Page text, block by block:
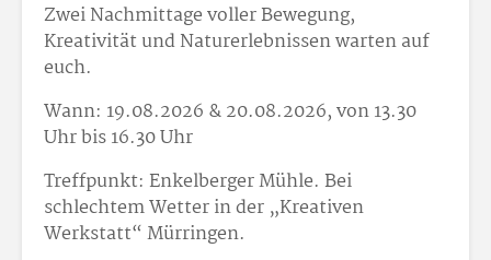
Zwei Nachmittage voller Bewegung,
Kreativität und Naturerlebnissen warten auf
euch.
Wann: 19.08.2026 & 20.08.2026, von 13.30
Uhr bis 16.30 Uhr
Treffpunkt: Enkelberger Mühle. Bei
schlechtem Wetter in der „Kreativen
Werkstatt“ Mürringen.